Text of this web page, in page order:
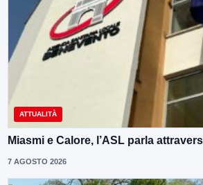
ATTUALITÀ
Miasmi e Calore, l’ASL parla
7 AGOSTO 2026